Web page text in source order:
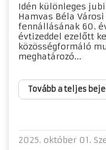
Idén különleges
Hamvas Béla
fennállásának 60.
évtizeddel ezelőtt
közösségformáló
meghatározó...
Tovább a teljes
2025. október 01.